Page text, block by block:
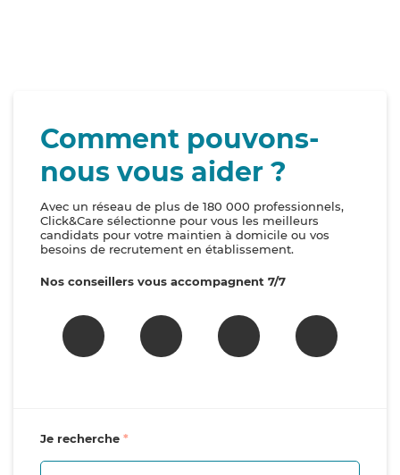
Comment pouvons-
nous vous aider ?
Avec un réseau de plus de 180 000 professionnels,
Click&Care sélectionne pour vous les meilleurs
candidats pour votre maintien à domicile ou vos
besoins de recrutement en établissement.
Nos conseillers vous accompagnent 7/7
Je recherche